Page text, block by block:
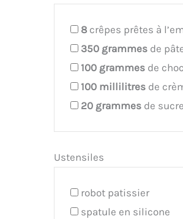
8 crêpes prêtes à
350 grammes de
100 grammes de
100 millilitres de
20 grammes de
Ustensiles
robot patissier
spatule en silicone